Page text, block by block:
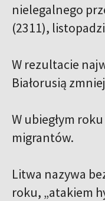
nielegalnego
(2311),
W rezultacie
Białorusią
W ubiegłym
migrantów.
Litwa nazywa
roku, „atakiem